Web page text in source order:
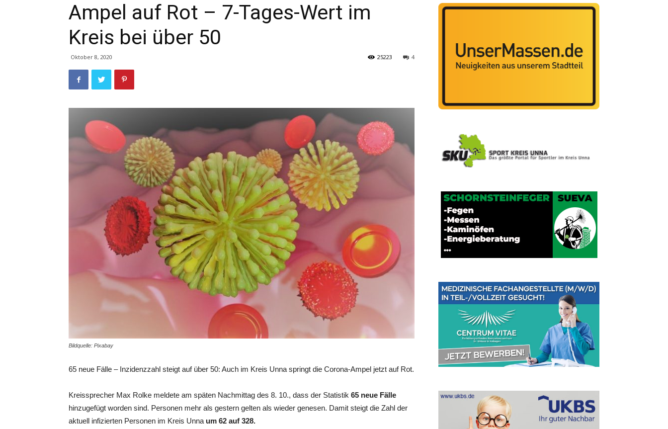
Ampel auf Rot – 7-Tages-Wert im
Kreis bei über 50
Oktober 8, 2020 4
25223
Bildquelle: Pixabay
65 neue Fälle – Inzidenzzahl steigt auf über 50: Auch im Kreis Unna springt die Corona-Ampel jetzt auf Rot.
Kreissprecher Max Rolke meldete am späten Nachmittag des 8. 10., dass der Statistik 65 neue Fälle
hinzugefügt worden sind. Personen mehr als gestern gelten als wieder genesen. Damit steigt die Zahl der
aktuell infizierten Personen im Kreis Unna um 62 auf 328.